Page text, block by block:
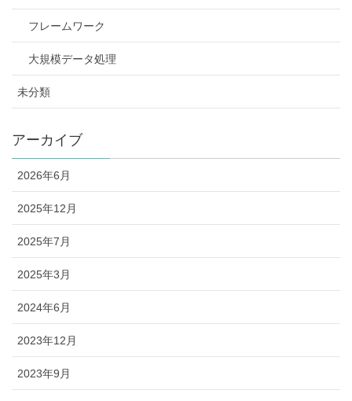
フレームワーク
大規模データ処理
未分類
アーカイブ
2026年6月
2025年12月
2025年7月
2025年3月
2024年6月
2023年12月
2023年9月